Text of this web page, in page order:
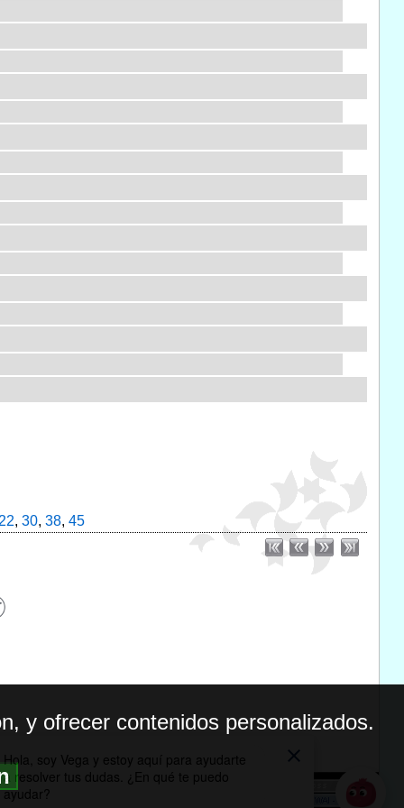
22, 30, 38, 45
DE PRIVACIDAD
y ofrecer contenidos personalizados.